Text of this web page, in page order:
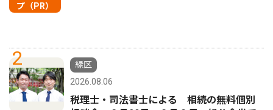
プ（PR）
2
緑区
2026.08.06
税理士・司法書士による 相続の無料個別